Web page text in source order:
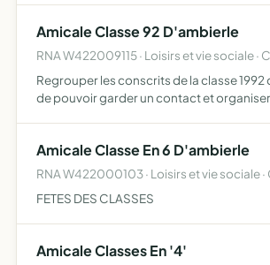
Amicale Classe 92 D'ambierle
RNA W422009115 · Loisirs et vie sociale ·
Regrouper les conscrits de la classe 1992
de pouvoir garder un contact et
Amicale Classe En 6 D'ambierle
RNA W422000103 · Loisirs et vie sociale ·
FETES DES CLASSES
Amicale Classes En '4'